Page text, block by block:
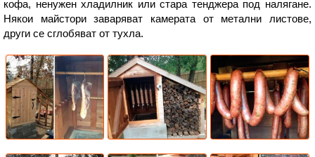
кофа, ненужен хладилник или стара тенджера под налягане.
Някои майстори заваряват камерата от метални листове,
други се сглобяват от тухла.